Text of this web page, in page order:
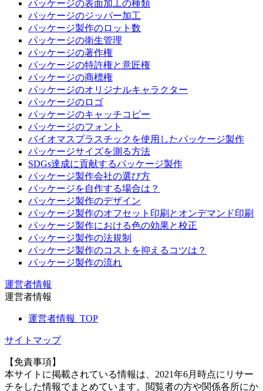
パッケージの表面加工の種類
パッケージのジッパー加工
パッケージ製作のロット数
パッケージの衛生管理
パッケージの著作権
パッケージの特許権と意匠権
パッケージの商標権
パッケージのオリジナルキャラクター
パッケージのロゴ
パッケージのキャッチコピー
パッケージのフォント
バイオマスプラスチックを使用したパッケージ製作
パッケージサイズを測る方法
SDGs達成に貢献するパッケージ製作
パッケージ製作会社の選び方
パッケージを自作する場合は？
パッケージ製作のデザイン
パッケージ製作のオフセット印刷とオンデマンド印刷
パッケージ製作における色の効果と校正
パッケージ製作の法規制
パッケージ製作のコストを抑えるコツは？
パッケージ製作の流れ
運営者情報
運営者情報
運営者情報_TOP
サイトマップ
【免責事項】
本サイトに掲載されている情報は、2021年6月時点にリサー
チをした情報でまとめています。閲覧者の方や関係各所にか